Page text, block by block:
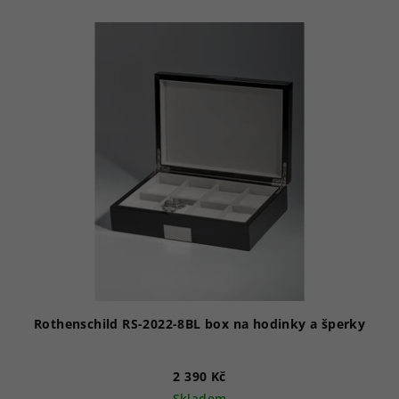
Rothenschild RS-2022-8BL box na hodinky a šperky
2 390 Kč